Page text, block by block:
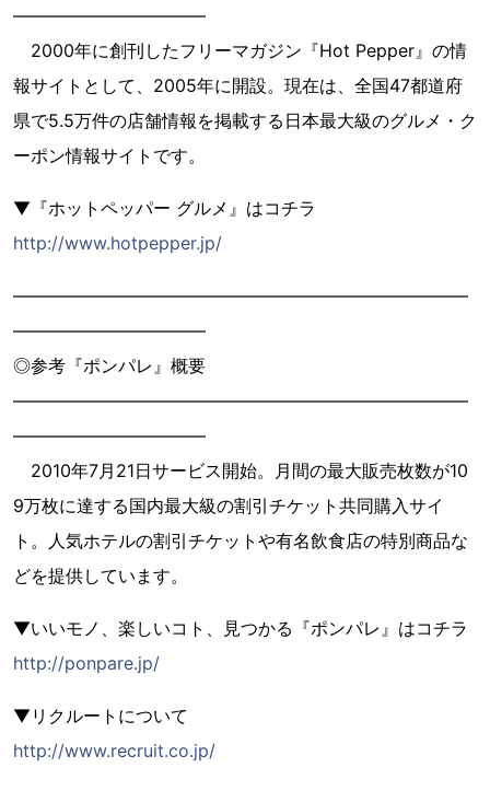
―――――――――――
2000年に創刊したフリーマガジン『Hot Pepper』の情
報サイトとして、2005年に開設。現在は、全国47都道府
県で5.5万件の店舗情報を掲載する日本最大級のグルメ・ク
ーポン情報サイトです。
▼『ホットペッパー グルメ』はコチラ
http://www.hotpepper.jp/
――――――――――――――――――――――――――
―――――――――――
◎参考『ポンパレ』概要
――――――――――――――――――――――――――
―――――――――――
2010年7月21日サービス開始。月間の最大販売枚数が10
9万枚に達する国内最大級の割引チケット共同購入サイ
ト。人気ホテルの割引チケットや有名飲食店の特別商品な
どを提供しています。
▼いいモノ、楽しいコト、見つかる『ポンパレ』はコチラ
http://ponpare.jp/
▼リクルートについて
http://www.recruit.co.jp/